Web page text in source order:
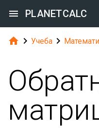
 PLANETCALC
  Учеба 